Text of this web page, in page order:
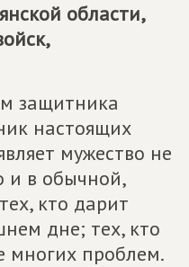
области,
защитника
настоящих
мужество не
и в обычной,
кто дарит
дне; тех, кто
многих проблем.